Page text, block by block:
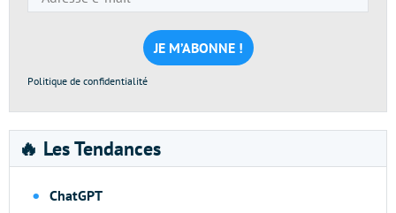
e-
mail
*
Politique de confidentialité
🔥 Les Tendances
ChatGPT